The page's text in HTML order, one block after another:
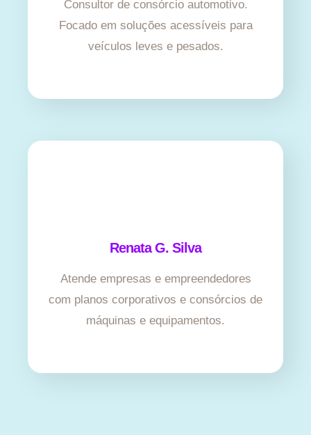
Consultor de consórcio automotivo.
Focado em soluções acessíveis para
veículos leves e pesados.
Renata G. Silva
Atende empresas e empreendedores
com planos corporativos e consórcios de
máquinas e equipamentos.